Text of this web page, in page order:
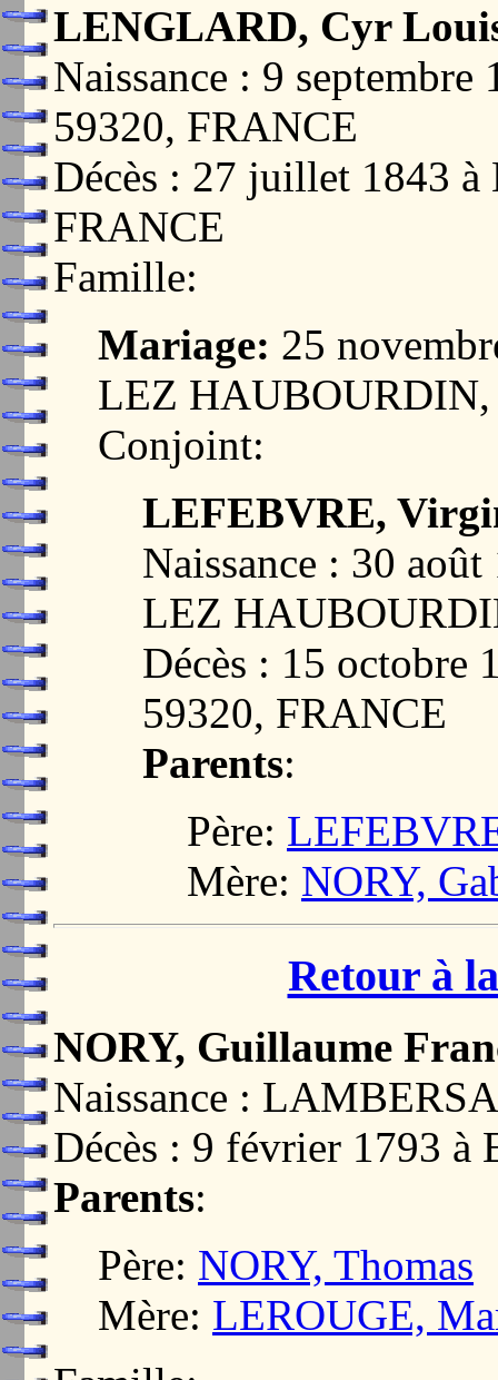
LENGLARD, Cyr
Naissance : 9
59320, FRANCE
Décès : 27 juillet 1843
FRANCE
Famille:
Mariage: 25
LEZ
Conjoint:
LEFEBVRE,
Naissance : 30
LEZ
Décès : 15 octobre
59320, FRANCE
Parents:
Père:
Mère: NORY,
Retour à
NORY, Guillaume
Naissance :
Décès : 9 février 1793
Parents:
Père: NORY, Thomas
Mère: LEROUGE,